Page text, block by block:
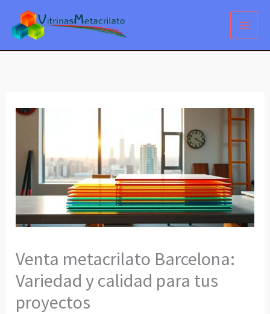
contenido
Venta metacrilato Barcelona:
Variedad y calidad para tus
proyectos